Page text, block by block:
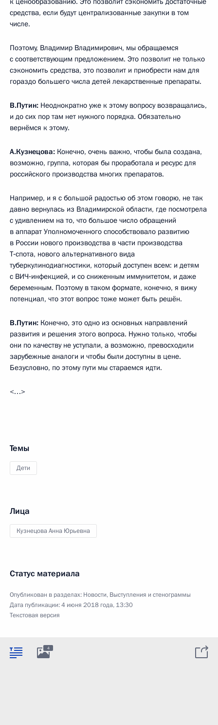
средства, если будут централизованные закупки в том
числе.
Поэтому, Владимир Владимирович, мы обращаемся
с соответствующим предложением. Это позволит не только
сэкономить средства, это позволит и приобрести нам для
гораздо большего числа детей лекарственные препараты.
В.Путин: Неоднократно уже к этому вопросу возвращались,
и до сих пор там нет нужного порядка. Обязательно
вернёмся к этому.
А.Кузнецова: Конечно, очень важно, чтобы была создана,
возможно, группа, которая бы проработала и ресурс для
российского производства многих препаратов.
Например, и я с большой радостью об этом говорю, не так
давно вернулась из Владимирской области, где посмотрела
с удивлением на то, что большое число обращений
в аппарат Уполномоченного способствовало развитию
в России нового производства в части производства
Т‑спота, нового альтернативного вида
туберкулинодиагностики, который доступен всем: и детям
с ВИЧ‑инфекцией, и со сниженным иммунитетом, и даже
беременным. Поэтому в таком формате, конечно, я вижу
потенциал, что этот вопрос тоже может быть решён.
В.Путин: Конечно, это одно из основных направлений
развития и решения этого вопроса. Нужно только, чтобы
они по качеству не уступали, а возможно, превосходили
зарубежные аналоги и чтобы были доступны в цене.
Безусловно, по этому пути мы стараемся идти.
<…>
Темы
Дети
Лица
Кузнецова Анна Юрьевна
Статус материала
Опубликован в разделах: Новости, Выступления и стенограммы
Дата публикации:4 июня 2018 года, 13:30
Текстовая версия
4